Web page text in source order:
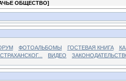
ОБЩЕСТВО]
ФОТОАЛЬБОМЫ ГОСТЕВАЯ КНИГА
ВИДЕО